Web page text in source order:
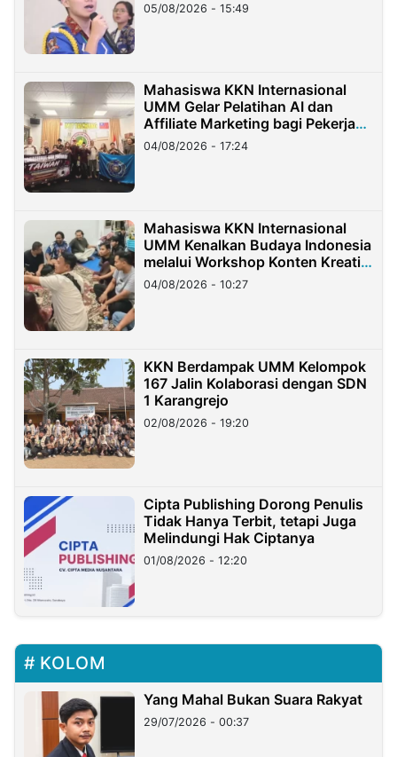
05/08/2026 - 15:49
Mahasiswa KKN Internasional
UMM Gelar Pelatihan AI dan
Affiliate Marketing bagi Pekerja
Migran Indonesia di Taiwan
04/08/2026 - 17:24
Mahasiswa KKN Internasional
UMM Kenalkan Budaya Indonesia
melalui Workshop Konten Kreatif
di Taiwan
04/08/2026 - 10:27
KKN Berdampak UMM Kelompok
167 Jalin Kolaborasi dengan SDN
1 Karangrejo
02/08/2026 - 19:20
Cipta Publishing Dorong Penulis
Tidak Hanya Terbit, tetapi Juga
Melindungi Hak Ciptanya
01/08/2026 - 12:20
KOLOM
Yang Mahal Bukan Suara Rakyat
29/07/2026 - 00:37